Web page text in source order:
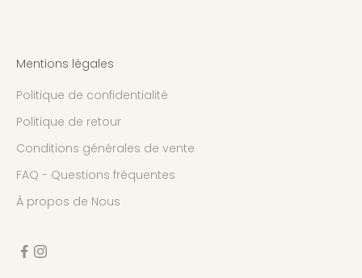
Mentions légales
Politique de confidentialité
Politique de retour
Conditions générales de vente
FAQ - Questions fréquentes
À propos de Nous